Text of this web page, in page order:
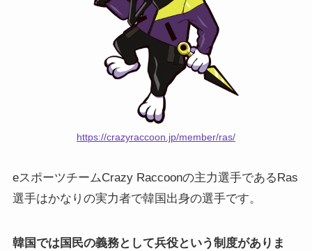
https://crazyraccoon.jp/member/ras/
eスポーツチームCrazy Raccoonの主力選手であるRas
選手はかなりの実力者で韓国出身の選手です。
韓国では国民の義務として兵役という制度がありま